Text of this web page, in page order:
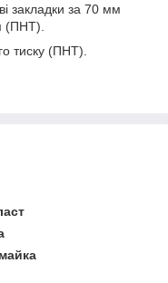
закладки за 70 мм
(ПНТ).
тиску (ПНТ).